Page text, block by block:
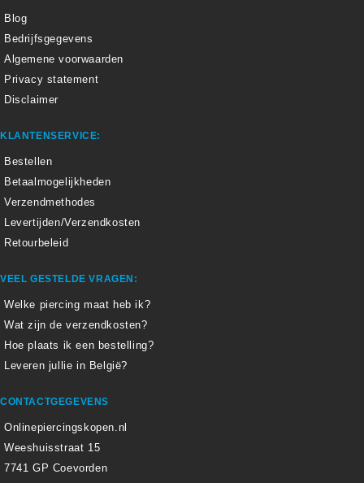
Blog
Bedrijfsgegevens
Algemene voorwaarden
Privacy statement
Disclaimer
KLANTENSERVICE:
Bestellen
Betaalmogelijkheden
Verzendmethodes
Levertijden/Verzendkosten
Retourbeleid
VEEL GESTELDE VRAGEN:
Welke piercing maat heb ik?
Wat zijn de verzendkosten?
Hoe plaats ik een bestelling?
Leveren jullie in België?
CONTACTGEGEVENS
Onlinepiercingskopen.nl
Weeshuisstraat 15
7741 GP Coevorden